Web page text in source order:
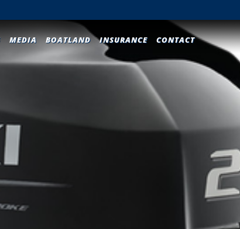
MEDIA BOATLAND INSURANCE CONTACT